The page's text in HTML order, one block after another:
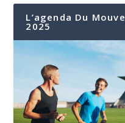
L’agenda Du
2025